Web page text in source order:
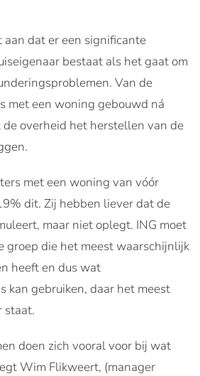
dat er een significante
bestaat als het gaat om
Van de
met een woning gebouwd ná
overheid het herstellen van de
met een woning van vóór
dit. Zij hebben liever dat de
maar niet oplegt. ING moet
groep die het meest waarschijnlijk
heeft en dus wat
kan gebruiken, daar het meest
staat.
doen zich vooral voor bij wat
Wim Flikweert, (manager